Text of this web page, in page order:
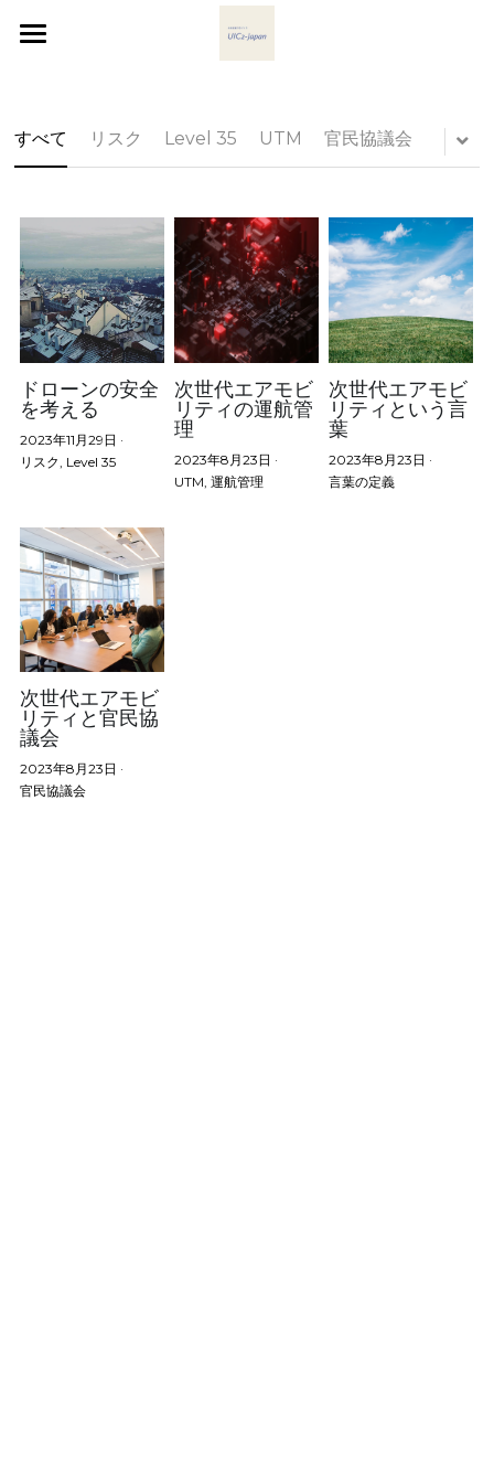
参加地域の活動へのLinks
AAM Q&A
English Flyer
すべて リスク Level 35 UTM 官民協議会
ドローンの安全
を考える
2023年11月29日 ·
リスク, Level 35
次世代エアモビ
リティの運航管
理
2023年8月23日 ·
UTM, 運航管理
次世代エアモビ
リティという言
葉
2023年8月23日 ·
言葉の定義
次世代エアモビ
リティと官民協
議会
2023年8月23日 ·
官民協議会